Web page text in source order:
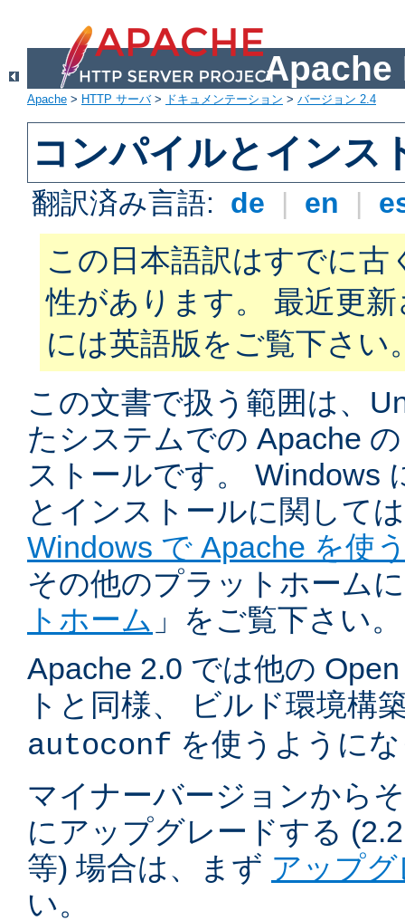
Apache
Apache > HTTP サーバ> ドキュメンテーション > バージョン 2.4
コンパイルとインス
翻訳済み言語: de | en |
この日本語訳はすでに古
性があります。 最近更
には英語版をご覧下さい
この文書で扱う範囲は、
たシステムでの Apache
ストールです。 Windows
とインストールに関して
Windows で Apache を使
その他のプラットホーム
トホーム 」をご覧下さい。
Apache 2.0 では他の
トと同様、 ビルド環境構
autoconf を使うように
マイナーバージョンから
にアップグレードする
等) 場合は、まず アップ
い。